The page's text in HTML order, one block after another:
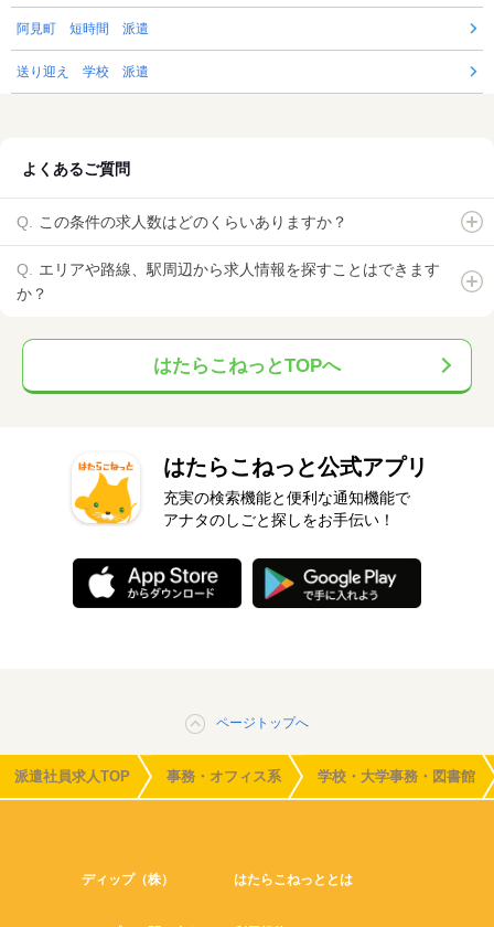
阿見町 短時間 派遣
送り迎え 学校 派遣
よくあるご質問
この条件の求人数はどのくらいありますか？
エリアや路線、駅周辺から求人情報を探すことはできます
か？
はたらこねっとTOPへ
はたらこねっと公式アプリ
充実の検索機能と便利な通知機能で
アナタのしごと探しをお手伝い！
ページトップへ
派遣社員求人TOP 事務・オフィス系 学校・大学事務・図書館
ディップ（株） はたらこねっととは